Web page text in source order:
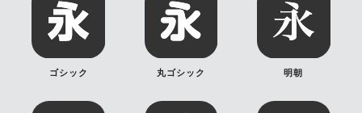
ゴシック 丸ゴシック 明朝